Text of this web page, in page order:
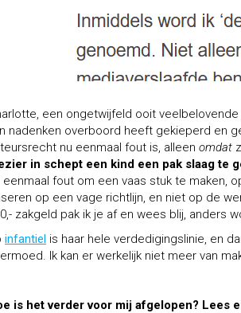
een ongetwijfeld ooit
nadenken overboord heeft gekieperd en
nu eenmaal fout is, alleen omdat
in schept een kind een pak slaag te
eenmaal fout om een vaas stuk te maken,
op een vage richtlijn, en niet op de
zakgeld pak ik je af en wees blij, anders
infantiel is haar hele verdedigingslinie, en
Ik kan er werkelijk niet meer van
is het verder voor mij afgelopen? Lees